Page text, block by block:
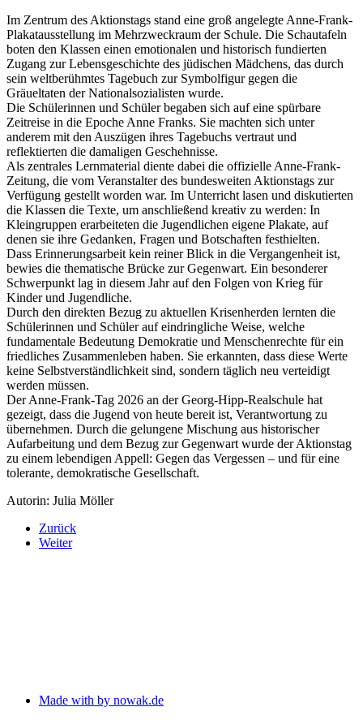
Im Zentrum des Aktionstags stand eine groß angelegte Anne-Frank-
Plakatausstellung im Mehrzweckraum der Schule. Die Schautafeln
boten den Klassen einen emotionalen und historisch fundierten
Zugang zur Lebensgeschichte des jüdischen Mädchens, das durch
sein weltberühmtes Tagebuch zur Symbolfigur gegen die
Gräueltaten der Nationalsozialisten wurde.
Die Schülerinnen und Schüler begaben sich auf eine spürbare
Zeitreise in die Epoche Anne Franks. Sie machten sich unter
anderem mit den Auszügen ihres Tagebuchs vertraut und
reflektierten die damaligen Geschehnisse.
Als zentrales Lernmaterial diente dabei die offizielle Anne-Frank-
Zeitung, die vom Veranstalter des bundesweiten Aktionstags zur
Verfügung gestellt worden war. Im Unterricht lasen und diskutierten
die Klassen die Texte, um anschließend kreativ zu werden: In
Kleingruppen erarbeiteten die Jugendlichen eigene Plakate, auf
denen sie ihre Gedanken, Fragen und Botschaften festhielten.
Dass Erinnerungsarbeit kein reiner Blick in die Vergangenheit ist,
bewies die thematische Brücke zur Gegenwart. Ein besonderer
Schwerpunkt lag in diesem Jahr auf den Folgen von Krieg für
Kinder und Jugendliche.
Durch den direkten Bezug zu aktuellen Krisenherden lernten die
Schülerinnen und Schüler auf eindringliche Weise, welche
fundamentale Bedeutung Demokratie und Menschenrechte für ein
friedliches Zusammenleben haben. Sie erkannten, dass diese Werte
keine Selbstverständlichkeit sind, sondern täglich neu verteidigt
werden müssen.
Der Anne-Frank-Tag 2026 an der Georg-Hipp-Realschule hat
gezeigt, dass die Jugend von heute bereit ist, Verantwortung zu
übernehmen. Durch die gelungene Mischung aus historischer
Aufarbeitung und dem Bezug zur Gegenwart wurde der Aktionstag
zu einem lebendigen Appell: Gegen das Vergessen – und für eine
tolerante, demokratische Gesellschaft.
Autorin: Julia Möller
Zurück
Weiter
Made with by nowak.de